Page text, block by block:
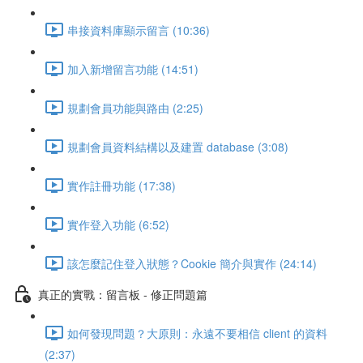
串接資料庫顯示留言 (10:36)
加入新增留言功能 (14:51)
規劃會員功能與路由 (2:25)
規劃會員資料結構以及建置 database (3:08)
實作註冊功能 (17:38)
實作登入功能 (6:52)
該怎麼記住登入狀態？Cookie 簡介與實作 (24:14)
真正的實戰：留言板 - 修正問題篇
如何發現問題？大原則：永遠不要相信 client 的資料
(2:37)